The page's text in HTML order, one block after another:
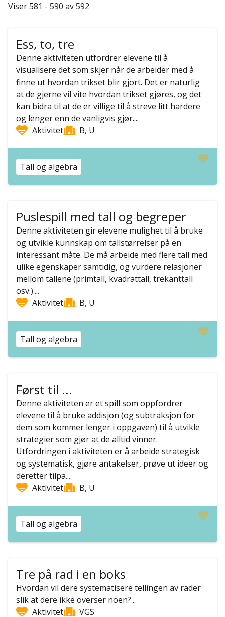
Viser 581 - 590 av 592
Ess, to, tre
Denne aktiviteten utfordrer elevene til å
visualisere det som skjer når de arbeider med å
finne ut hvordan trikset blir gjort. Det er naturlig
at de gjerne vil vite hvordan trikset gjøres, og det
kan bidra til at de er villige til å streve litt hardere
og lenger enn de vanligvis gjør....
Aktivitet
B, U
Tall og algebra
Puslespill med tall og begreper
Denne aktiviteten gir elevene mulighet til å bruke
og utvikle kunnskap om tallstørrelser på en
interessant måte. De må arbeide med flere tall med
ulike egenskaper samtidig, og vurdere relasjoner
mellom tallene (primtall, kvadrattall, trekanttall
osv.)....
Aktivitet
B, U
Tall og algebra
Først til ...
Denne aktiviteten er et spill som oppfordrer
elevene til å bruke addisjon (og subtraksjon for
dem som kommer lenger i oppgaven) til å utvikle
strategier som gjør at de alltid vinner.
Utfordringen i aktiviteten er å arbeide strategisk
og systematisk, gjøre antakelser, prøve ut ideer og
deretter tilpa...
Aktivitet
B, U
Tall og algebra
Tre på rad i en boks
Hvordan vil dere systematisere tellingen av rader
slik at dere ikke overser noen?...
Aktivitet
VGS